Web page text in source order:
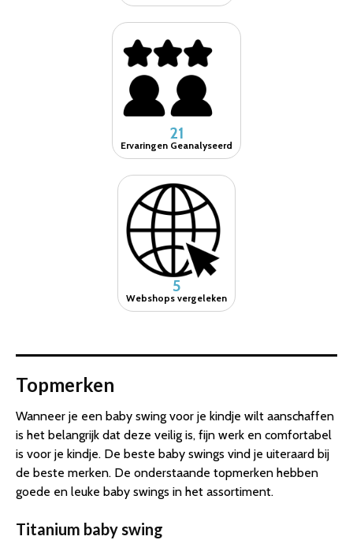
21
Ervaringen Geanalyseerd
5
Webshops vergeleken
Topmerken
Wanneer je een baby swing voor je kindje wilt aanschaffen
is het belangrijk dat deze veilig is, fijn werk en comfortabel
is voor je kindje. De beste baby swings vind je uiteraard bij
de beste merken. De onderstaande topmerken hebben
goede en leuke baby swings in het assortiment.
Titanium baby swing